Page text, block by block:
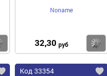
Купить
Noname
32,30 руб
Код 33354